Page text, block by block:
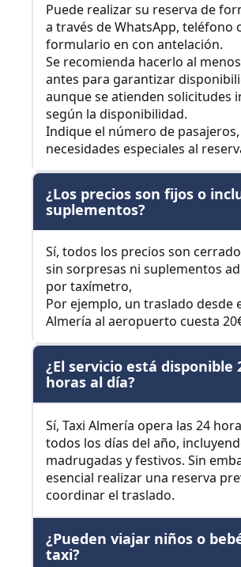
Puede realizar su reserva de
a través de WhatsApp, teléfono
formulario en con antelación.
Se recomienda hacerlo al
antes para garantizar
aunque se atienden solicitudes
según la disponibilidad.
Indique el número de
necesidades especiales al
¿Los precios son fijos o
suplementos?
Sí, todos los precios son
sin sorpresas ni suplementos
por taxímetro,
Por ejemplo, un traslado desde
Almería al aeropuerto cuesta
¿El servicio está disponible
horas al día?
Sí, Taxi Almería opera las 24
todos los días del año,
madrugadas y festivos. Sin
esencial realizar una reserva
coordinar el traslado.
¿Pueden viajar niños o
taxi?